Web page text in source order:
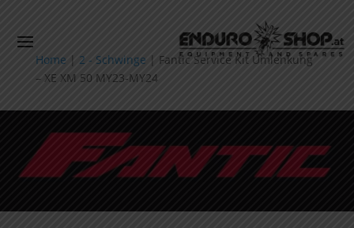
Home | 2 - Schwinge | Fantic Service Kit Umlenkung
– XE XM 50 MY23-MY24